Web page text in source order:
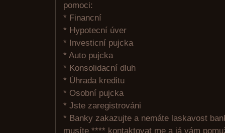
pomoci:
* Financní
* Hypotecní úver
* Investicní pujcka
* Auto pujcka
* Konsolidacní dluh
* Úhrada kreditu
* Osobní pujcka
* Jste zaregistrováni
* Banky zakazujte a nemáte laskavost
musíte **** kontaktovat me a já vám